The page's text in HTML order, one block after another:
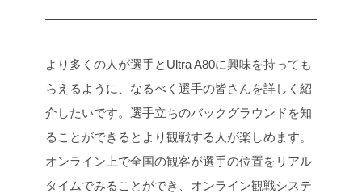
より多くの人が選手とUltra A80に興味を持っても
らえるように、なるべく選手の皆さんを詳しく紹
介したいです。 選手立ちのバックグラウンドを知
ることができるとより観戦する人が楽しめます。
オンライン上で全国の観客が選手の位置をリアル
タイムでみることができ、オンライン観戦システ